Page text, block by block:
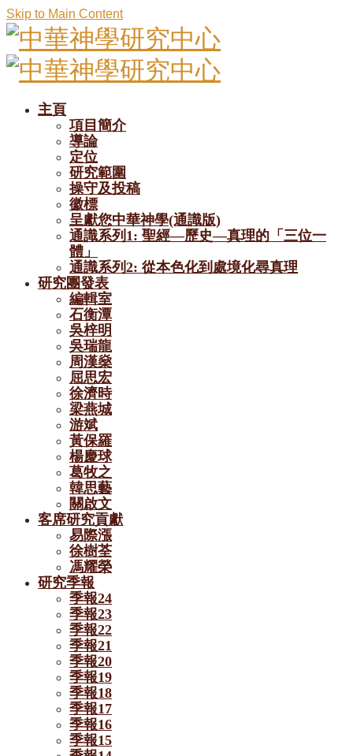
Skip to Main Content
主頁
項目簡介
導論
定位
研究範圍
操守及投稿
徽標
呈獻您中華神學(通識版)
通識系列1: 聖經—歷史—真理的「三位一
體」
通識系列2: 從本色化到處境化尋真理
研究團發表
編輯室
石衡潭
吳梓明
吳瑞龍
周漢燊
屈思宏
徐濟時
梁燕城
游斌
黃保羅
楊慶球
葛牧之
韓思藝
關啟文
客席研究貢獻
易際漲
徐樹荃
馮耀榮
研究季報
季報24
季報23
季報22
季報21
季報20
季報19
季報18
季報17
季報16
季報15